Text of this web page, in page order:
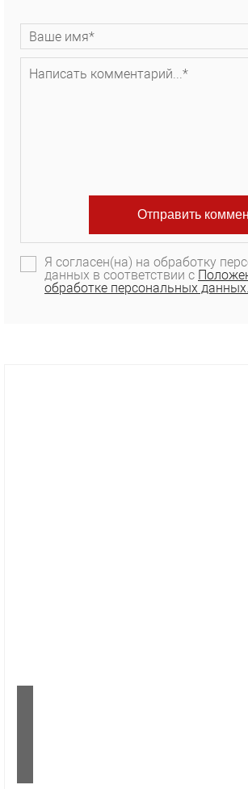
Я согласен(на) на обработку
данных в соответствии с
обработке персональных данных.